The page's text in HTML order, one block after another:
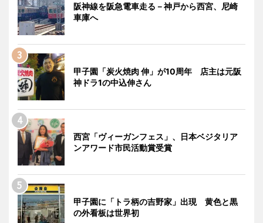
阪神線を阪急電車走る－神戸から西宮、尼崎
車庫へ
甲子園「炭火焼肉 伸」が10周年 店主は元阪
神ドラ1の中込伸さん
西宮「ヴィーガンフェス」、日本ベジタリア
ンアワード市民活動賞受賞
甲子園に「トラ柄の吉野家」出現 黄色と黒
の外看板は世界初